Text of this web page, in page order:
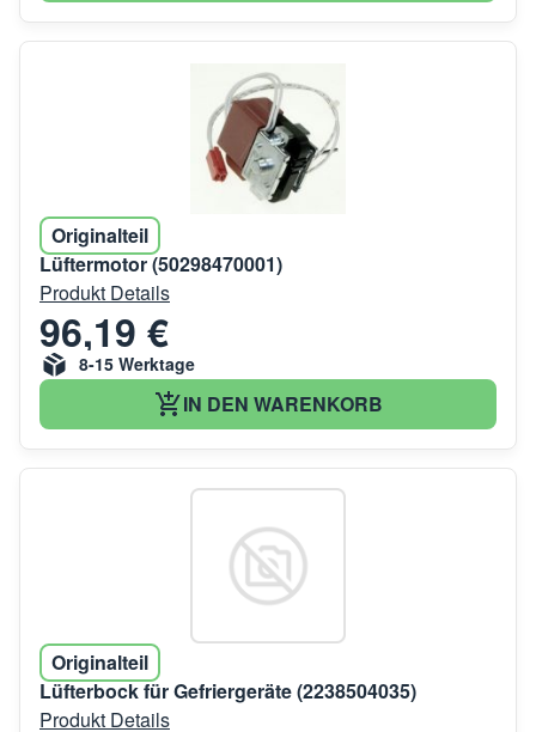
Originalteil
Lüftermotor (50298470001)
Produkt Details
96,19 €
8-15 Werktage
IN DEN WARENKORB
Originalteil
Lüfterbock für Gefriergeräte (2238504035)
Produkt Details